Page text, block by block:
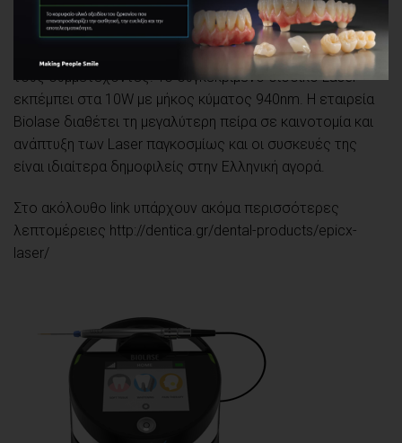
εξοικοιωθούν με την χρήση τωνδιοδικών laserμέσα από
τη πρακτική επίδειξη εφαρμογών τους. Το μοντέλοEpicX
, θα είναι επίσης διαθέσιμο για δοκιμή από
τους συμμετέχοντες. Το συγκεκριμένο διοδικό Laser
εκπέμπει στα 10W με μήκος κύματος 940nm. Η εταιρεία
Biolase διαθέτει τη μεγαλύτερη πείρα σε καινοτομία και
ανάπτυξη των Laser παγκοσμίως και οι συσκευές της
είναι ιδιαίτερα δημοφιλείς στην Ελληνική αγορά.
Στο ακόλουθο link υπάρχουν ακόμα περισσότερες
λεπτομέρειες http://dentica.gr/dental-products/epicx-
laser/